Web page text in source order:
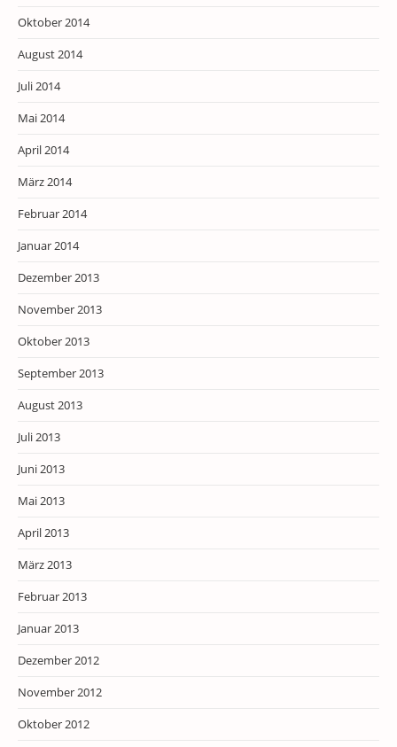
Oktober 2014
August 2014
Juli 2014
Mai 2014
April 2014
März 2014
Februar 2014
Januar 2014
Dezember 2013
November 2013
Oktober 2013
September 2013
August 2013
Juli 2013
Juni 2013
Mai 2013
April 2013
März 2013
Februar 2013
Januar 2013
Dezember 2012
November 2012
Oktober 2012